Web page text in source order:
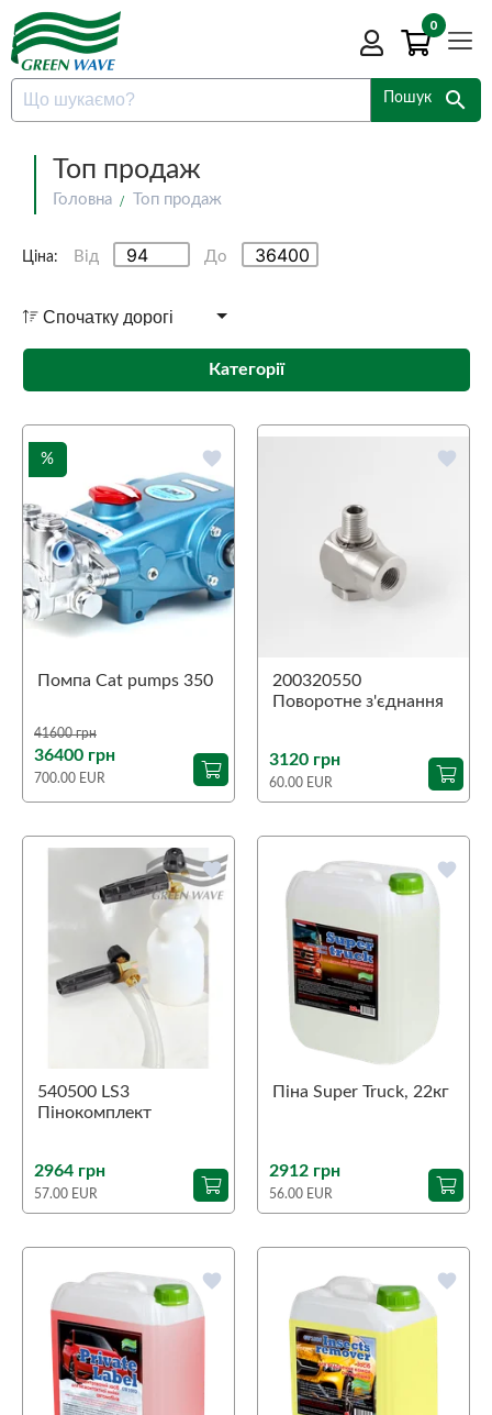
0
Пошук search
Топ продаж
Головна Топ продаж
Ціна: Від До
Категорії
favorite
%
Помпа Cat pumps 350
41600 грн
36400 грн
700.00 EUR
favorite
200320550
Поворотне з'єднання
3120 грн
60.00 EUR
favorite
540500 LS3
Пінокомплект
2964 грн
57.00 EUR
favorite
Піна Super Truck, 22кг
2912 грн
56.00 EUR
favorite favorite